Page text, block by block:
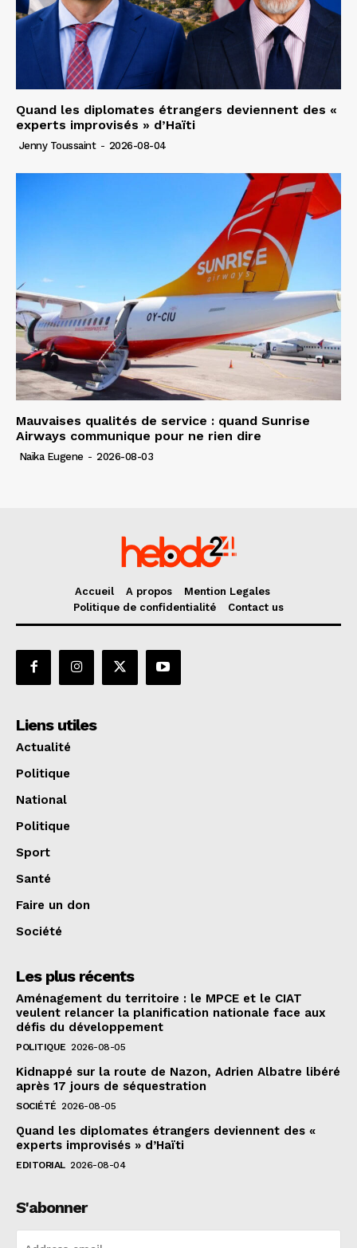
Quand les diplomates étrangers deviennent des «
experts improvisés » d’Haïti
Jenny Toussaint - 2026-08-04
Mauvaises qualités de service : quand Sunrise
Airways communique pour ne rien dire
Naïka Eugene - 2026-08-03
Accueil A propos
Mention Legales
Politique de confidentialité
Contact us
Liens utiles
Actualité
Politique
National
Politique
Sport
Santé
Faire un don
Société
Les plus récents
Aménagement du territoire : le MPCE et le CIAT
veulent relancer la planification nationale face aux
défis du développement
POLITIQUE 2026-08-05
Kidnappé sur la route de Nazon, Adrien Albatre libéré
après 17 jours de séquestration
SOCIÉTÉ 2026-08-05
Quand les diplomates étrangers deviennent des «
experts improvisés » d’Haïti
EDITORIAL 2026-08-04
S'abonner